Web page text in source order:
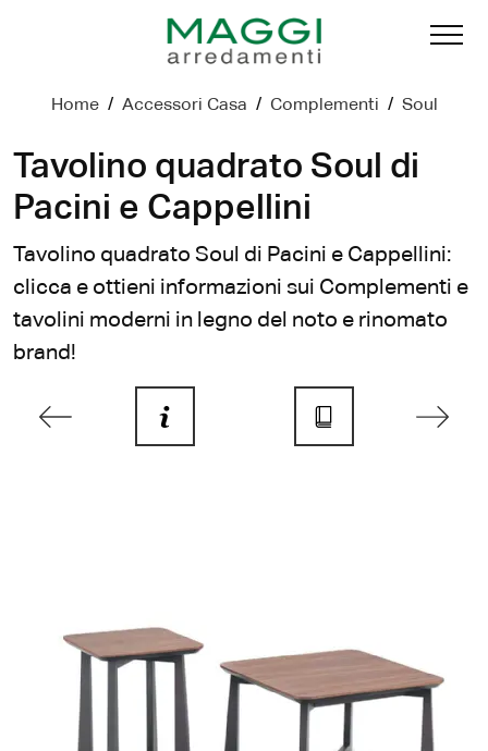
Home / Accessori Casa / Complementi / Soul
Tavolino quadrato Soul di
Pacini e Cappellini
Tavolino quadrato Soul di Pacini e Cappellini:
clicca e ottieni informazioni sui Complementi e
tavolini moderni in legno del noto e rinomato
brand!